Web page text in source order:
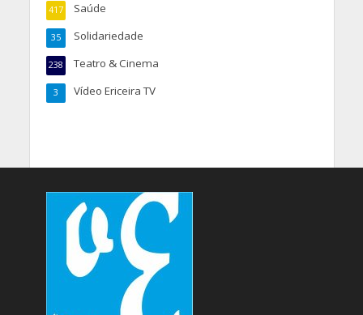
Saúde
417
Solidariedade
35
Teatro & Cinema
238
Vídeo Ericeira TV
3